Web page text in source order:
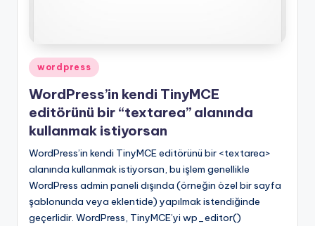
Posted
wordpress
WordPress’in kendi TinyMCE
editörünü bir “textarea” alanında
kullanmak istiyorsan
WordPress’in kendi TinyMCE editörünü bir <textarea>
alanında kullanmak istiyorsan, bu işlem genellikle
WordPress admin paneli dışında (örneğin özel bir sayfa
şablonunda veya eklentide) yapılmak istendiğinde
geçerlidir. WordPress, TinyMCE’yi wp_editor()